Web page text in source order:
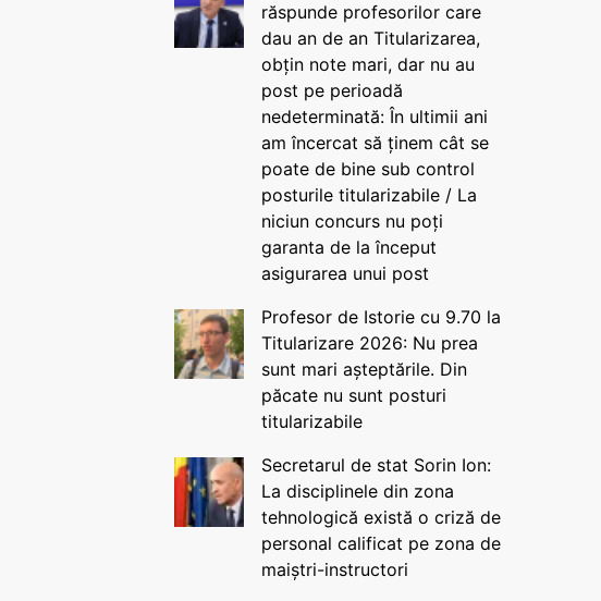
răspunde profesorilor care
dau an de an Titularizarea,
obțin note mari, dar nu au
post pe perioadă
nedeterminată: În ultimii ani
am încercat să ținem cât se
poate de bine sub control
posturile titularizabile / La
niciun concurs nu poți
garanta de la început
asigurarea unui post
Profesor de Istorie cu 9.70 la
Titularizare 2026: Nu prea
sunt mari așteptările. Din
păcate nu sunt posturi
titularizabile
Secretarul de stat Sorin Ion:
La disciplinele din zona
tehnologică există o criză de
personal calificat pe zona de
maiștri-instructori